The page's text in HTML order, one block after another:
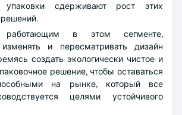
упаковки сдерживают рост этих
работающим в этом сегменте,
и пересматривать дизайн
создать экологически чистое и
решение, чтобы оставаться
на рынке, который все
целями устойчивого